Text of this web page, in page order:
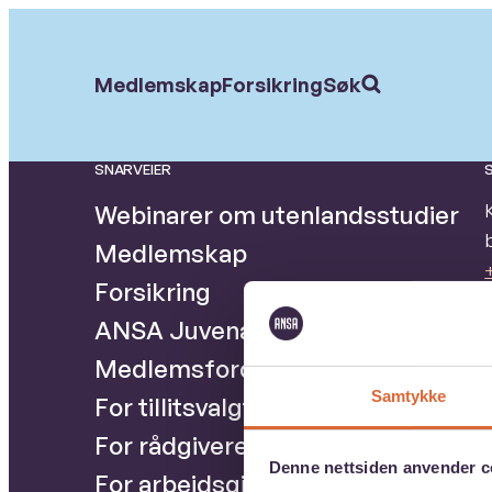
Samtykke
Denne nettsiden anvender
hovedinnhold
MedlemskapForsikringSøk
etter:
SNARVEIER
Webinarer om utenlandsstudier
Medlemskap
Forsikring
ANSA Juvenarte
Medlemsfordeler og ressurser
For tillitsvalgte
For rådgivere
For arbeidsgivere